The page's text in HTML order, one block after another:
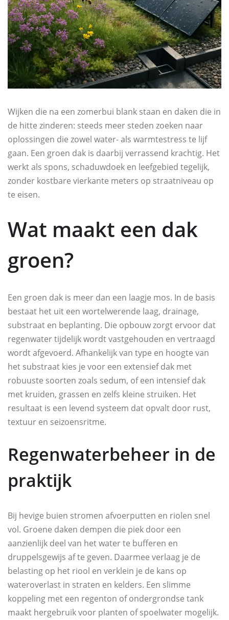
Wijken die na een zomerbui blank staan en daken die in
de hitte zinderen: steeds meer steden zoeken naar
oplossingen die zowel water- als warmtestress te lijf
gaan. Een groen dak is daarbij verrassend krachtig. Het
werkt als spons, schaduwdoek en leefgebied tegelijk,
zonder kostbare vierkante meters op straatniveau op
te eisen.
Wat maakt een dak
groen?
Een groen dak is meer dan een laagje mos. In de basis
bestaat het uit een wortelwerende laag, drainage,
substraat en beplanting. Die opbouw zorgt ervoor dat
regenwater tijdelijk wordt vastgehouden en vertraagd
wordt afgevoerd. Afhankelijk van type en hoogte van
het substraat kies je voor een extensief dak met
robuuste soorten zoals sedum, of een intensief dak
met kruiden, grassen en zelfs kleine struiken. Het
resultaat is een levend systeem dat opvalt door rust,
textuur en seizoensritme.
Regenwaterbeheer in de
praktijk
Bij hevige buien stromen afvoerputten en riolen snel
vol. Groene daken dempen die piek door een
aanzienlijk deel van het water te bufferen en
druppelsgewijs af te geven. Daarmee verlaag je de
belasting op het riool en verklein je de kans op
wateroverlast in straten en kelders. Een slimme
koppeling met een regenton of ondergrondse tank
maakt hergebruik voor planten of spoelwater mogelijk.